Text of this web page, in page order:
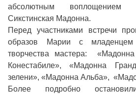
абсолютным воплощением
Сикстинская Мадонна.
Перед участниками встречи
образов Марии с младенцем
творчества мастера:
Конестабиле», «Мадонна
зелени», «Мадонна Альба»,
Более подробно